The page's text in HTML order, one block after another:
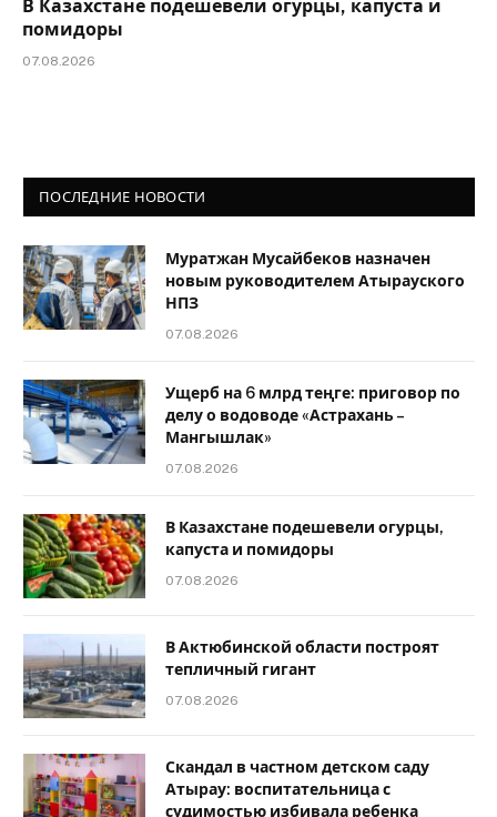
В Казахстане подешевели огурцы, капуста и
помидоры
07.08.2026
ПОСЛЕДНИЕ НОВОСТИ
Муратжан Мусайбеков назначен
новым руководителем Атырауского
НПЗ
07.08.2026
Ущерб на 6 млрд теңге: приговор по
делу о водоводе «Астрахань –
Мангышлак»
07.08.2026
В Казахстане подешевели огурцы,
капуста и помидоры
07.08.2026
В Актюбинской области построят
тепличный гигант
07.08.2026
Скандал в частном детском саду
Атырау: воспитательница с
судимостью избивала ребенка